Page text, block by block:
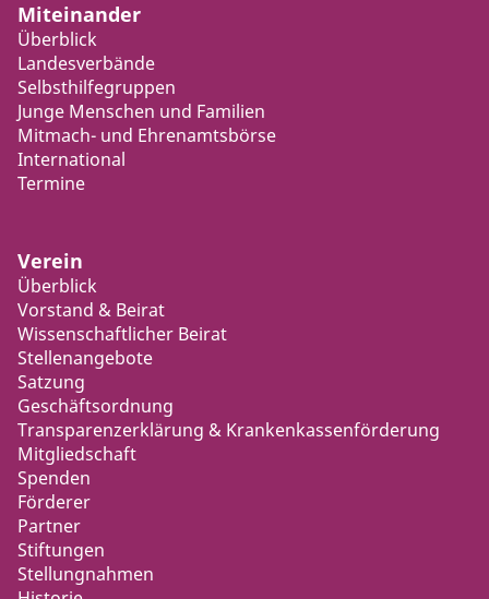
Miteinander
Überblick
Landesverbände
Selbsthilfegruppen
Junge Menschen und Familien
Mitmach- und Ehrenamtsbörse
International
Termine
Verein
Überblick
Vorstand & Beirat
Wissenschaftlicher Beirat
Stellenangebote
Satzung
Geschäftsordnung
Transparenzerklärung & Krankenkassenförderung
Mitgliedschaft
Spenden
Förderer
Partner
Stiftungen
Stellungnahmen